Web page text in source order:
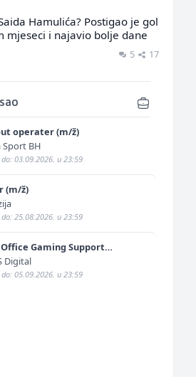
Hamulića? Postigao je gol
mjeseci i najavio bolje dane
5 17
operater (m/ž)
Sport BH
03.09.2026. u 23:59
(m/ž)
25.08.2026. u 23:59
Gaming Support
with German and English
Digital
05.09.2026. u 23:59